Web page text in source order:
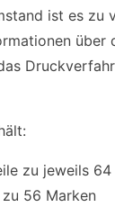
ist es zu
über
zu jeweils 64
56 Marken